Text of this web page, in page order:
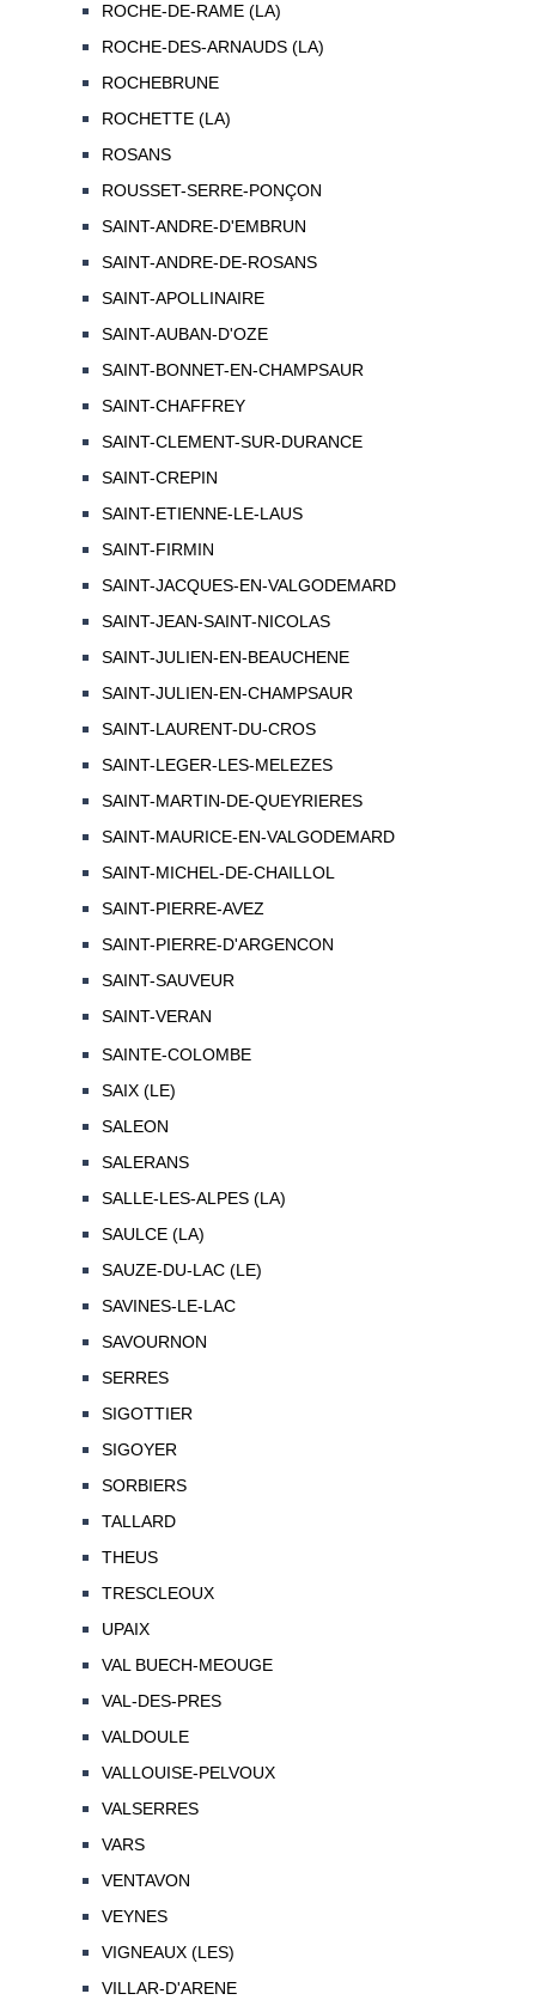
ROCHE-DE-RAME (LA)
ROCHE-DES-ARNAUDS (LA)
ROCHEBRUNE
ROCHETTE (LA)
ROSANS
ROUSSET-SERRE-PONÇON
SAINT-ANDRE-D'EMBRUN
SAINT-ANDRE-DE-ROSANS
SAINT-APOLLINAIRE
SAINT-AUBAN-D'OZE
SAINT-BONNET-EN-CHAMPSAUR
SAINT-CHAFFREY
SAINT-CLEMENT-SUR-DURANCE
SAINT-CREPIN
SAINT-ETIENNE-LE-LAUS
SAINT-FIRMIN
SAINT-JACQUES-EN-VALGODEMARD
SAINT-JEAN-SAINT-NICOLAS
SAINT-JULIEN-EN-BEAUCHENE
SAINT-JULIEN-EN-CHAMPSAUR
SAINT-LAURENT-DU-CROS
SAINT-LEGER-LES-MELEZES
SAINT-MARTIN-DE-QUEYRIERES
SAINT-MAURICE-EN-VALGODEMARD
SAINT-MICHEL-DE-CHAILLOL
SAINT-PIERRE-AVEZ
SAINT-PIERRE-D'ARGENCON
SAINT-SAUVEUR
SAINT-VERAN
SAINTE-COLOMBE
SAIX (LE)
SALEON
SALERANS
SALLE-LES-ALPES (LA)
SAULCE (LA)
SAUZE-DU-LAC (LE)
SAVINES-LE-LAC
SAVOURNON
SERRES
SIGOTTIER
SIGOYER
SORBIERS
TALLARD
THEUS
TRESCLEOUX
UPAIX
VAL BUECH-MEOUGE
VAL-DES-PRES
VALDOULE
VALLOUISE-PELVOUX
VALSERRES
VARS
VENTAVON
VEYNES
VIGNEAUX (LES)
VILLAR-D'ARENE